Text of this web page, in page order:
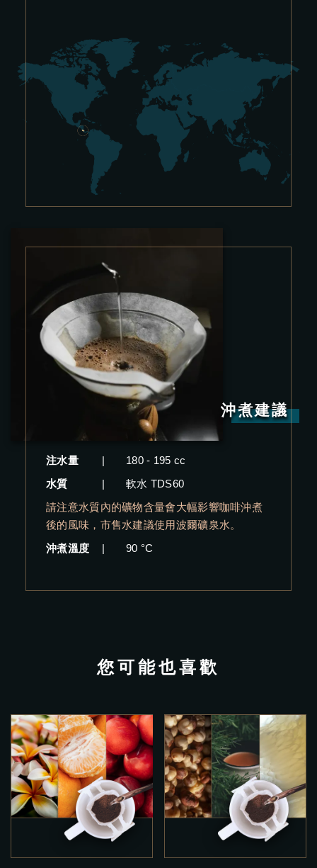
沖煮建議
注水量 |
180 - 195 cc
水質
|
軟水 TDS60
請注意水質內的礦物含量會大幅影響咖啡沖煮
後的風味，市售水建議使用波爾礦泉水。
沖煮溫度
| 90 °C
您可能也喜歡